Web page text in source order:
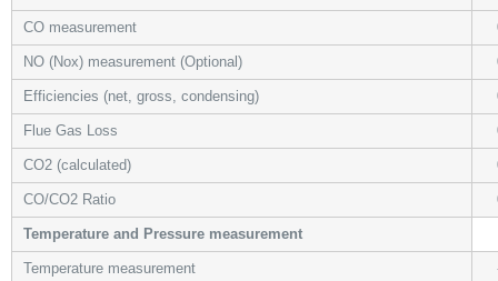
CO measurement
NO (Nox) measurement (Optional)
Efficiencies (net, gross, condensing)
Flue Gas Loss
CO2 (calculated)
CO/CO2 Ratio
Temperature and Pressure measurement
Temperature measurement